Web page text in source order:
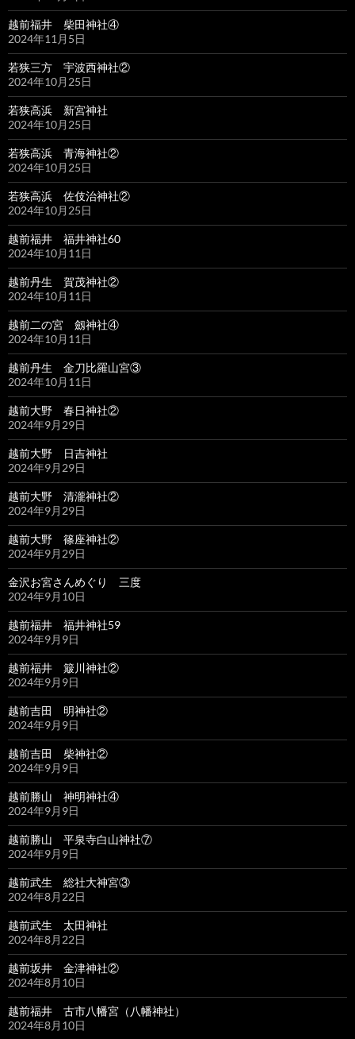
越前福井 柴田神社④
2024年11月5日
若狭三方 宇波西神社②
2024年10月25日
若狭高浜 新宮神社
2024年10月25日
若狭高浜 青海神社②
2024年10月25日
若狭高浜 佐伎治神社②
2024年10月25日
越前福井 福井神社60
2024年10月11日
越前丹生 賀茂神社②
2024年10月11日
越前二の宮 劔神社④
2024年10月11日
越前丹生 金刀比羅山宮③
2024年10月11日
越前大野 春日神社②
2024年9月29日
越前大野 日吉神社
2024年9月29日
越前大野 清瀧神社②
2024年9月29日
越前大野 篠座神社②
2024年9月29日
金沢お宮さんめぐり 三度
2024年9月10日
越前福井 福井神社59
2024年9月9日
越前福井 簸川神社②
2024年9月9日
越前吉田 明神社②
2024年9月9日
越前吉田 柴神社②
2024年9月9日
越前勝山 神明神社④
2024年9月9日
越前勝山 平泉寺白山神社⑦
2024年9月9日
越前武生 総社大神宮③
2024年8月22日
越前武生 太田神社
2024年8月22日
越前坂井 金津神社②
2024年8月10日
越前福井 古市八幡宮（八幡神社）
2024年8月10日